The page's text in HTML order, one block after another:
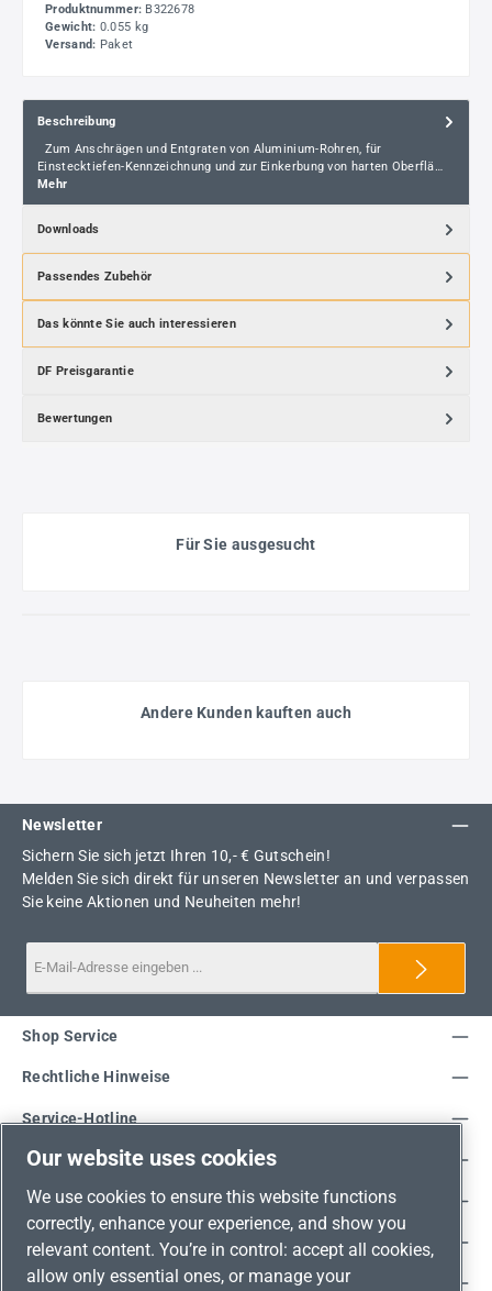
Produktnummer: B322678
Gewicht: 0.055 kg
Versand: Paket
Beschreibung
Zum Anschrägen und Entgraten von Aluminium-Rohren, für
Einstecktiefen-Kennzeichnung und zur Einkerbung von harten Oberflä…
Mehr
Downloads
Passendes Zubehör
Das könnte Sie auch interessieren
DF Preisgarantie
Bewertungen
Für Sie ausgesucht
Andere Kunden kauften auch
Newsletter
Sichern Sie sich jetzt Ihren 10,- € Gutschein!
Melden Sie sich direkt für unseren Newsletter an und verpassen
Sie keine Aktionen und Neuheiten mehr!
Service-Hotline
Shop Service
Rechtliche Hinweise
Unsere Vorteile
Versandarten
Zahlungsarten
Adresse
Our website uses cookies
We use cookies to ensure this website functions
correctly, enhance your experience, and show you
relevant content. You’re in control: accept all cookies,
allow only essential ones, or manage your